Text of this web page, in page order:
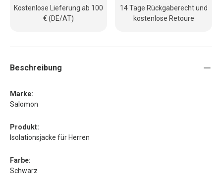
Kostenlose Lieferung ab 100
€ (DE/AT)
14 Tage Rückgaberecht und
kostenlose Retoure
Beschreibung
Marke:
Salomon
Produkt:
Isolationsjacke für Herren
Farbe:
Schwarz